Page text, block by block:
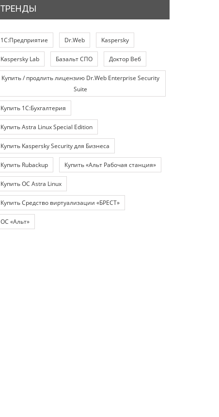
ТРЕНДЫ
1С:Предприятие Dr.Web Kaspersky
Kaspersky Lab Базальт СПО Доктор Веб
Купить / продлить лицензию Dr.Web Enterprise Security
Suite
Купить 1С:Бухгалтерия
Купить Astra Linux Special Edition
Купить Kaspersky Security для Бизнеса
Купить Rubackup Купить «Альт Рабочая станция»
Купить ОС Astra Linux
Купить Средство виртуализации «БРЕСТ»
ОС «Альт»